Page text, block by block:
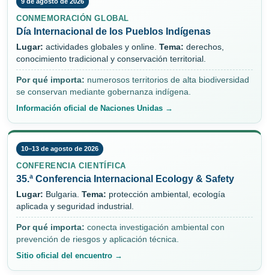
CONMEMORACIÓN GLOBAL
Día Internacional de los Pueblos Indígenas
Lugar: actividades globales y online. Tema: derechos,
conocimiento tradicional y conservación territorial.
Por qué importa: numerosos territorios de alta biodiversidad
se conservan mediante gobernanza indígena.
Información oficial de Naciones Unidas →
10–13 de agosto de 2026
CONFERENCIA CIENTÍFICA
35.ª Conferencia Internacional Ecology & Safety
Lugar: Bulgaria. Tema: protección ambiental, ecología
aplicada y seguridad industrial.
Por qué importa: conecta investigación ambiental con
prevención de riesgos y aplicación técnica.
Sitio oficial del encuentro →